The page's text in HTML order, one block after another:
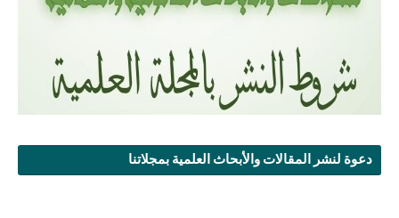
دعوة لنشر المقالات والأبحاث العلمية بمجلاتنا